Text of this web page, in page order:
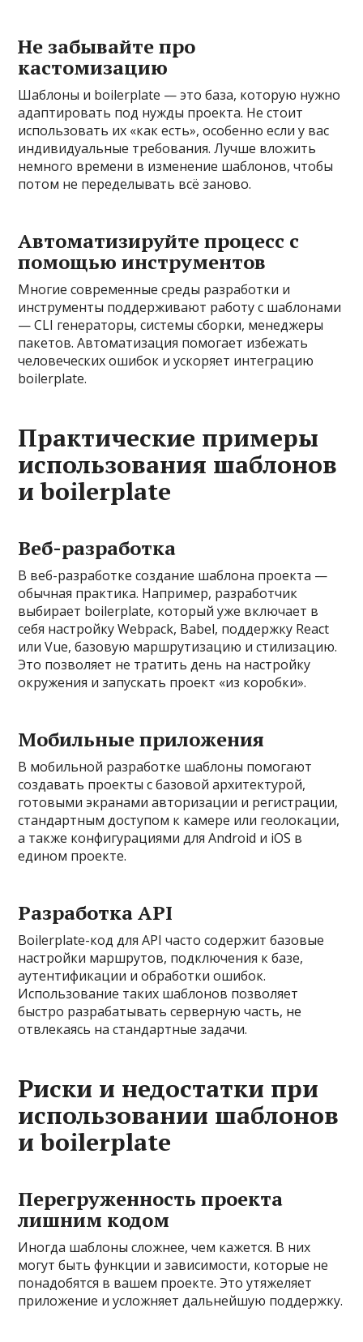
Не забывайте про
кастомизацию
Шаблоны и boilerplate — это база, которую нужно
адаптировать под нужды проекта. Не стоит
использовать их «как есть», особенно если у вас
индивидуальные требования. Лучше вложить
немного времени в изменение шаблонов, чтобы
потом не переделывать всё заново.
Автоматизируйте процесс с
помощью инструментов
Многие современные среды разработки и
инструменты поддерживают работу с шаблонами
— CLI генераторы, системы сборки, менеджеры
пакетов. Автоматизация помогает избежать
человеческих ошибок и ускоряет интеграцию
boilerplate.
Практические примеры
использования шаблонов
и boilerplate
Веб-разработка
В веб-разработке создание шаблона проекта —
обычная практика. Например, разработчик
выбирает boilerplate, который уже включает в
себя настройку Webpack, Babel, поддержку React
или Vue, базовую маршрутизацию и стилизацию.
Это позволяет не тратить день на настройку
окружения и запускать проект «из коробки».
Мобильные приложения
В мобильной разработке шаблоны помогают
создавать проекты с базовой архитектурой,
готовыми экранами авторизации и регистрации,
стандартным доступом к камере или геолокации,
а также конфигурациями для Android и iOS в
едином проекте.
Разработка API
Boilerplate-код для API часто содержит базовые
настройки маршрутов, подключения к базе,
аутентификации и обработки ошибок.
Использование таких шаблонов позволяет
быстро разрабатывать серверную часть, не
отвлекаясь на стандартные задачи.
Риски и недостатки при
использовании шаблонов
и boilerplate
Перегруженность проекта
лишним кодом
Иногда шаблоны сложнее, чем кажется. В них
могут быть функции и зависимости, которые не
понадобятся в вашем проекте. Это утяжеляет
приложение и усложняет дальнейшую поддержку.